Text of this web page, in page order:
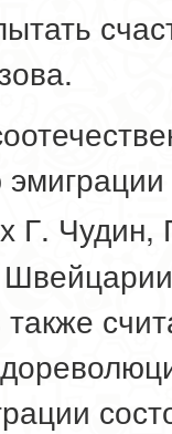
Г.